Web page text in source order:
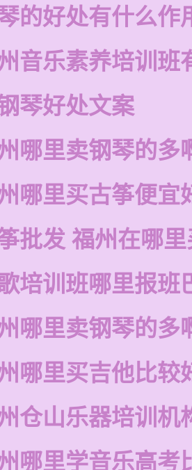
的好处有什么作
音乐素养培训班
琴好处文案
哪里卖钢琴的多
哪里买古筝便宜
批发 福州在哪
培训班哪里报班
哪里卖钢琴的多
哪里买吉他比较
仓山乐器培训机
哪里学音乐高考